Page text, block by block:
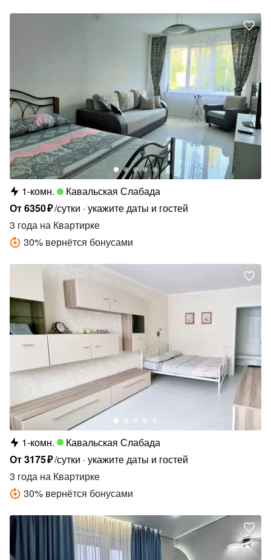
1-комн.
Кавальская Слабада
От6350₽/сутки укажите даты и гостей
3 года на Квартирке
30% вернётся бонусами
1-комн.
Кавальская Слабада
От3175₽/сутки укажите даты и гостей
3 года на Квартирке
30% вернётся бонусами